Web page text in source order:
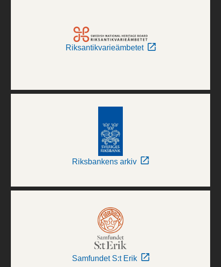
Riksantikvarieämbetet
Riksbankens arkiv
Samfundet S:t Erik